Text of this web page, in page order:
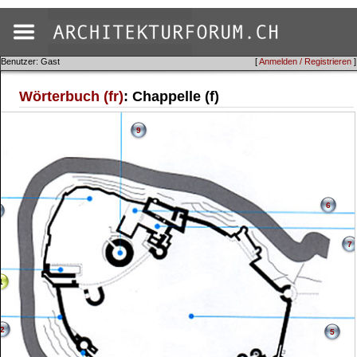
[Anmelden / Registrieren ]
Benutzer: Gast
Wörterbuch (fr): Chappelle (f)
2 5
6
7
9